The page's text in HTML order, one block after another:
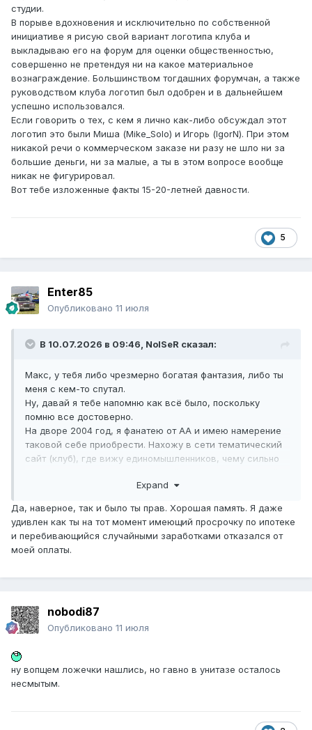
студии.
В порыве вдохновения и исключительно по собственной
инициативе я рисую свой вариант логотипа клуба и
выкладываю его на форум для оценки общественностью,
совершенно не претендуя ни на какое материальное
вознаграждение. Большинством тогдашних форумчан, а также
руководством клуба логотип был одобрен и в дальнейшем
успешно использовался.
Если говорить о тех, с кем я лично как-либо обсуждал этот
логотип это были Миша (Mike_Solo) и Игорь (IgorN). При этом
никакой речи о коммерческом заказе ни разу не шло ни за
большие деньги, ни за малые, а ты в этом вопросе вообще
никак не фигурировал.
Вот тебе изложенные факты 15-20-летней давности.
5
Enter85
Опубликовано 11 июля
В 10.07.2026 в 09:46, NoISeR сказал:
Макс, у тебя либо чрезмерно богатая фантазия, либо ты
меня с кем-то спутал.
Ну, давай я тебе напомню как всё было, поскольку
помню все достоверно.
На дворе 2004 год, я фанатею от АА и имею намерение
таковой себе приобрести. Нахожу в сети тематический
сайт (клуб), где вижу единомышленников, чему сильно
инициативе я рисую свой вариант логотипа клуба и
выкладываю его на форум для оценки общественностью,
совершенно не претендуя ни на какое материальное
вознаграждение. Большинством тогдашних форумчан, а
этот логотип это были Миша (Mike_Solo) и Игорь (IgorN).
При этом никакой речи о коммерческом заказе ни разу
Вот тебе изложенные факты 15-20-летней давности.
Expand
Да, наверное, так и было ты прав. Хорошая память. Я даже
удивлен как ты на тот момент имеющий просрочку по ипотеке
и перебивающийся случайными заработками отказался от
моей оплаты.
nobodi87
Опубликовано 11 июля
ну вопщем ложечки нашлись, но гавно в унитазе осталось
несмытым.